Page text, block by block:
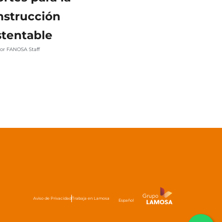
FANOSA Staff
Aviso de PrivacidadTrabaja en Lamosa Español